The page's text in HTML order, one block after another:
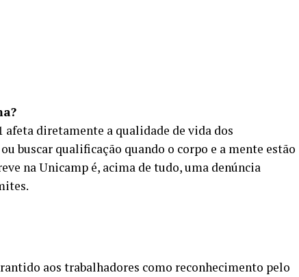
afeta diretamente a qualidade de vida dos
buscar qualificação quando o corpo e a mente estão
na Unicamp é, acima de tudo, uma denúncia
aos trabalhadores como reconhecimento pelo